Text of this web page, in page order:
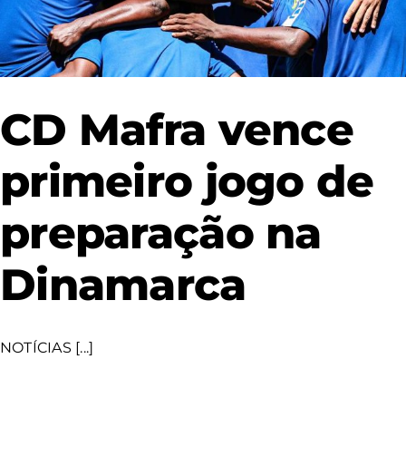
CD Mafra vence
primeiro jogo de
preparação na
Dinamarca
NOTÍCIAS [...]